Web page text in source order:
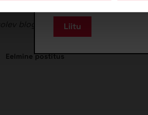
blogipostitus on sündinud
Eelmine postitusEelmine